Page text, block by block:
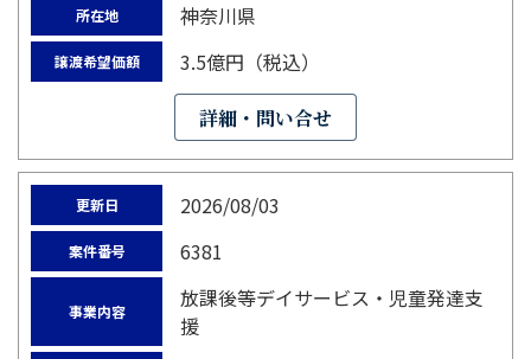
所在地 神奈川県
譲渡希望価額 3.5億円（税込）
詳細・問い合せ
更新日 2026/08/03
案件番号 6381
事業内容
放課後等デイサービス・児童発達支
援